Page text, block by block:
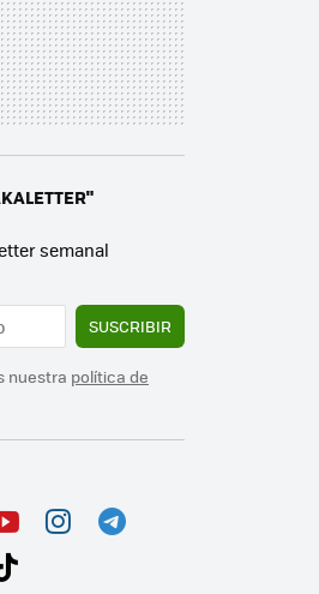
semanal
SUSCRIBIR
nuestra política de
You